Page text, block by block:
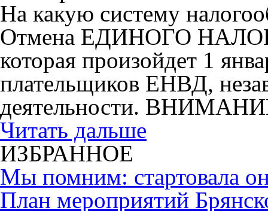
На какую систему
Отмена ЕДИНОГО
которая произойдет 1
плательщиков ЕНВД,
деятельности.
Читать дальше
ИЗБРАННОЕ
Мы помним: стартовала
План мероприятий